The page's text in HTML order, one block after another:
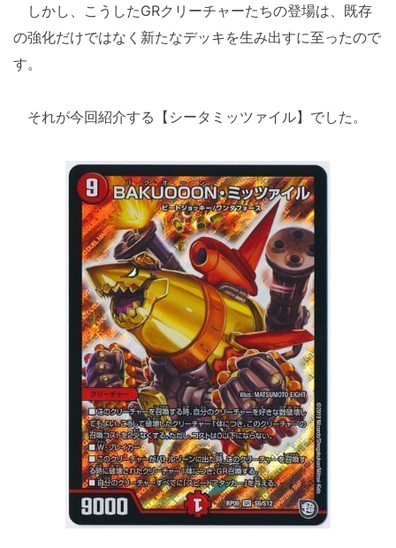
しかし、こうしたGRクリーチャーたちの登場は、既存
の強化だけではなく新たなデッキを生み出すに至ったので
す。
それが今回紹介する【シータミッツァイル】でした。